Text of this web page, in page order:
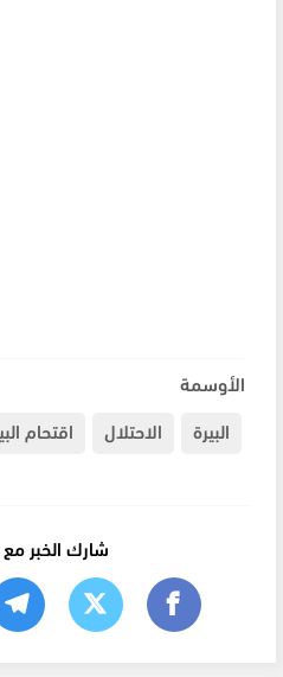
الأوسمة
البيرة
الاحتلال اقتحام
شارك الخبر